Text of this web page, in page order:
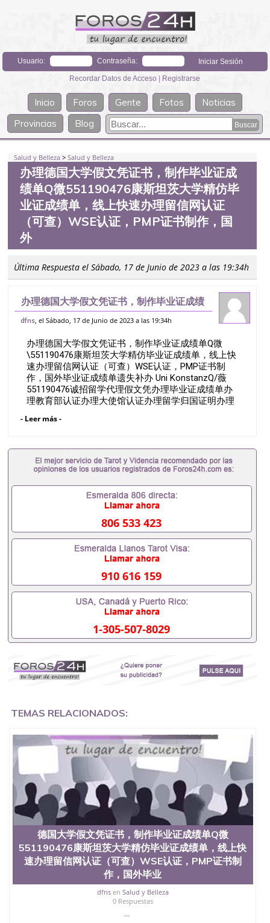
Usuario: Contraseña:
Recordar Datos de Acceso | Registrarse
Inicio Foros Gente Fotos
Noticias
Provincias
Blog
Salud y Belleza >Salud y Belleza
办理德国大学假文凭证书，制作毕业证成
绩单Q微551190476康斯坦茨大学精仿毕
业证成绩单，线上快速办理留信网认证
（可查）WSE认证，PMP证书制作，国
外
Última Respuesta el Sábado, 17 de Junio de 2023 a las 19:34h
办理德国大学假文凭证书，制作毕业证成绩
单Q微551190476康斯坦茨大学精仿毕业
查）WSE认证，PMP证书制作，国外
dfns , el Sábado, 17 de Junio de 2023 a las 19:34h
办理德国大学假文凭证书，制作毕业证成绩单Q微
\551190476康斯坦茨大学精仿毕业证成绩单，线上快
速办理留信网认证（可查）WSE认证，PMP证书制
作，国外毕业证成绩单遗失补办 Uni KonstanzQ/薇
551190476诚招留学代理假文凭办理毕业证成绩单办
理教育部认证办理大使馆认证办理留学归国证明办理
理录取通知书办理学位证书办理美国文凭办理澳洲文
速办理材料： 1、毕业证+成绩单+留学回国人员证明
+教育部认证,录取通知书，雅思。（全套留学回国必
备证明材料，给父母及亲朋好友一份完美交代）；
相关材料（申请学校、转学，甚至是申请工签都可以
用到）。 注：上述材料，随时都可以安排办理，毕业
客户要求安排。 国内找工作假的毕业证可以用吗
551190476假的毕业证成绩单可以办学历认证吗
551190476要定居国外需要办理什么材料551190476
入职事业单位/国企假的毕业证会查吗551190476入职
国企/事业单位需要些什么材料551190476办理假毕业
证在国内能用吗, 挂科拿不到毕业证怎么办, 毕业证丢
了怎么办, 没有正常毕业怎么办理毕业证,没毕业可以
办学历认证吗,您是否因为中途辍学、挂科而没有正常
毕业551190476您是否因为递交材料不齐而被拒之门
外551190476您是否因没正常毕业而导致回国得不到
教育部认证在校挂科了不想读了,成绩不理想毕不了业
科/研究生文凭551190476如何办理本科/硕士毕业证
551190476网上买文凭可靠吗551190476哪里可以买
么办理 外假毕业证551190476哪里可以制作美国毕业
学生在哪里可以买假毕业证551190476哪里可以办理
加拿大毕业证551190476申请学校办理假的毕业证成
绩单可以吗551190476哪里可以办理水印成绩单
551190476哪里可以修改成绩单GPA分数551190476
假毕业证能查出来吗551190476假文凭网上能查到吗
551190476 如何拿到国外毕业证QQ微信551190476办
假大学毕业证QQ微信551190476国外毕业证去哪认证
QQ微信551190476找毕业证封皮QQ微信551190476国
外毕业证外壳定制QQ微信551190476快速代办国外毕
业证QQ微信551190476快速拿到国外文凭QQ微信
551190476国外留学文凭认证QQ微信551190476国外
文凭回国认证QQ微信551190476泰国文凭办理QQ微
信551190476法国留学回国证明QQ微信551190476 国
外烫金照片QQ微信551190476外国文凭在中国有用吗
QQ微信551190476德国留学回国证明QQ微信
551190476爱尔兰留学回国证明QQ微信551190476国
外硕士文凭办理QQ微信551190476 网上买文凭可靠
- Leer más -
806 533 423
910 616 159
1-305-507-8029
TEMAS RELACIONADOS:
德国大学假文凭证书，制作毕业证成绩单Q微
551190476康斯坦茨大学精仿毕业证成绩单，线上快
速办理留信网认证（可查）WSE认证，PMP证书制
作，国外毕业
dfnsen Salud y Belleza
0 Respuestas
...